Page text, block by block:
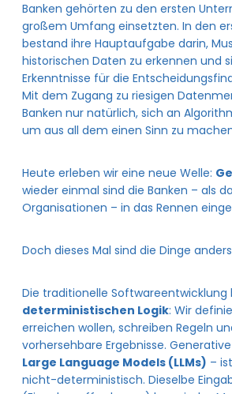
Banken gehörten zu den ersten
großem Umfang einsetzten. In den
bestand ihre Hauptaufgabe darin,
historischen Daten zu erkennen und
Erkenntnisse für die
Mit dem Zugang zu riesigen
Banken nur natürlich, sich an
um aus all dem einen Sinn zu
Heute erleben wir eine neue Welle:
wieder einmal sind die Banken – als
Organisationen – in das Rennen
Doch dieses Mal sind die Dinge
Die traditionelle
deterministischen Logik: Wir
erreichen wollen, schreiben Regeln
vorhersehbare Ergebnisse.
Large Language Models (LLMs) –
nicht-deterministisch. Dieselbe